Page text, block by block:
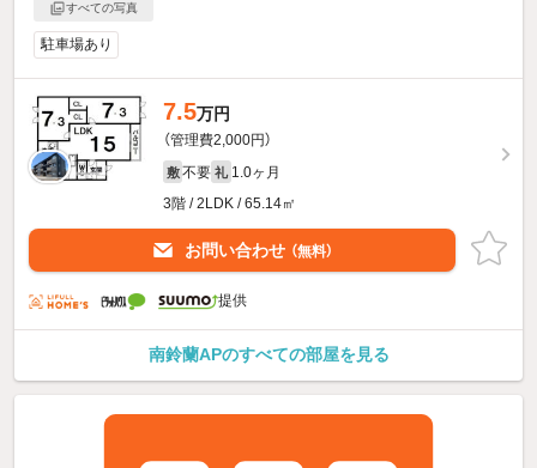
すべての写真
駐車場あり
7.5万円
（管理費2,000円）
敷 不要 礼 1.0ヶ月
3階 / 2LDK / 65.14㎡
お問い合わせ （無料）
提供
南鈴蘭APのすべての部屋を見る